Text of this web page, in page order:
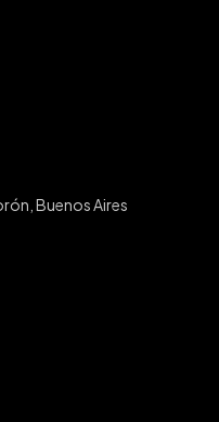
Buenos Aires